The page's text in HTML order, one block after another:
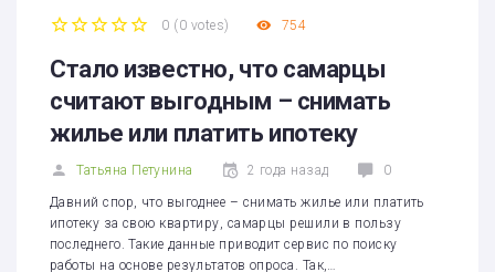
0 ( 0 votes) 754
Стало известно, что самарцы
считают выгодным – снимать
жилье или платить ипотеку
Татьяна Петунина 2 года назад 0
Давний спор, что выгоднее – снимать жилье или платить
ипотеку за свою квартиру, самарцы решили в пользу
последнего. Такие данные приводит сервис по поиску
работы на основе результатов опроса. Так,…